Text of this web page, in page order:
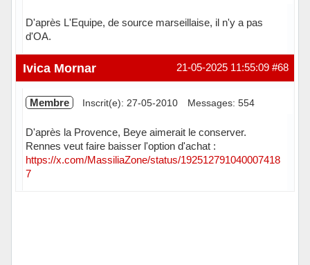
D'après L'Equipe, de source marseillaise, il n'y a pas
d'OA.
Hors ligne #68
21-05-2025 11:55:09
Ivica Mornar
Membre Inscrit(e): 27-05-2010 Messages: 554
D'après la Provence, Beye aimerait le conserver.
Rennes veut faire baisser l'option d'achat :
https://x.com/MassiliaZone/status/192512791040007418
7